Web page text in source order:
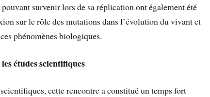
survenir lors de sa réplication ont également été
sur le rôle des mutations dans l’évolution du vivant et
phénomènes biologiques.
études scientifiques
cette rencontre a constitué un temps fort